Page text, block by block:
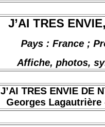
J’AI TRES
Pays : France ;
Affiche, photos,
J’AI TRES ENVIE DE
Georges